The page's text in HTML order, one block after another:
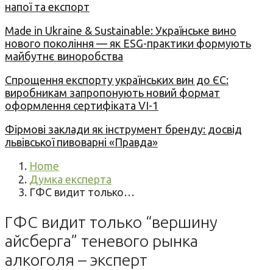
напої та експорт
Made in Ukraine & Sustainable: Українське вино
нового покоління — як ESG-практики формують
майбутнє виноробства
Спрощення експорту українських вин до ЄС:
виробникам запропонують новий формат
оформлення сертифіката VI-1
Фірмові заклади як інструмент бренду: досвід
львівської пивоварні «Правда»
Home
Думка експерта
ГФС видит только…
ГФС видит только “вершину
айсберга” теневого рынка
алкоголя – эксперт